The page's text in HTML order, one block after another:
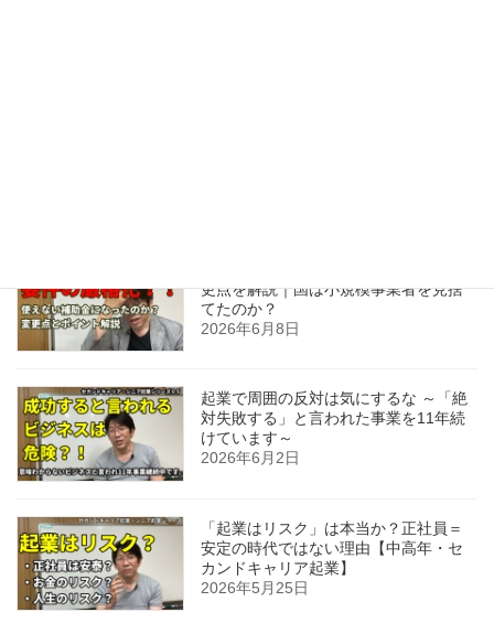
更点を解説｜国は小規模事業者を見捨
てたのか？
2026年6月8日
起業で周囲の反対は気にするな ～「絶
対失敗する」と言われた事業を11年続
けています～
2026年6月2日
「起業はリスク」は本当か？正社員＝
安定の時代ではない理由【中高年・セ
カンドキャリア起業】
2026年5月25日